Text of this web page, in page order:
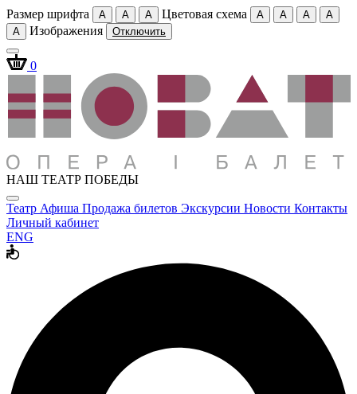
Размер шрифта A A A Цветовая схема A A A
A
A
Изображения Отключить
0
НАШ ТЕАТР ПОБЕДЫ
Театр Афиша Продажа билетов Экскурсии Новости Контакты
Личный кабинет
ENG